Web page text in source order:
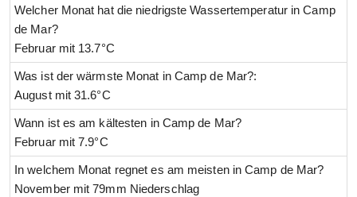
Welcher Monat hat die niedrigste Wassertemperatur in Camp
de Mar?
Februar mit 13.7°C
Was ist der wärmste Monat in Camp de Mar?:
August mit 31.6°C
Wann ist es am kältesten in Camp de Mar?
Februar mit 7.9°C
In welchem Monat regnet es am meisten in Camp de Mar?
November mit 79mm Niederschlag